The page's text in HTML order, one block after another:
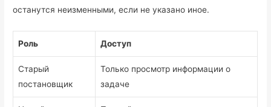
останутся неизменными, если не указано иное.
Роль Доступ
Старый
постановщик
Только просмотр информации о
задаче